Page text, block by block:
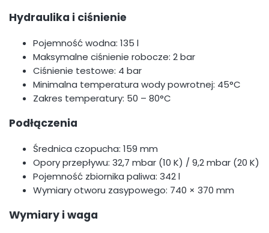
Hydraulika i ciśnienie
Pojemność wodna: 135 l
Maksymalne ciśnienie robocze: 2 bar
Ciśnienie testowe: 4 bar
Minimalna temperatura wody powrotnej: 45°C
Zakres temperatury: 50 – 80°C
Podłączenia
Średnica czopucha: 159 mm
Opory przepływu: 32,7 mbar (10 K) / 9,2 mbar (20 K)
Pojemność zbiornika paliwa: 342 l
Wymiary otworu zasypowego: 740 × 370 mm
Wymiary i waga